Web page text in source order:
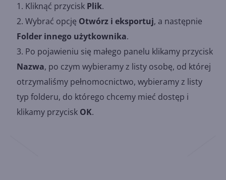
Kliknąć przycisk Plik.
Wybrać opcję Otwórz i eksportuj, a następnie
Folder innego użytkownika.
Po pojawieniu się małego panelu klikamy przycisk
Nazwa, po czym wybieramy z listy osobę, od której
otrzymaliśmy pełnomocnictwo, wybieramy z listy
typ folderu, do którego chcemy mieć dostęp i
klikamy przycisk OK.